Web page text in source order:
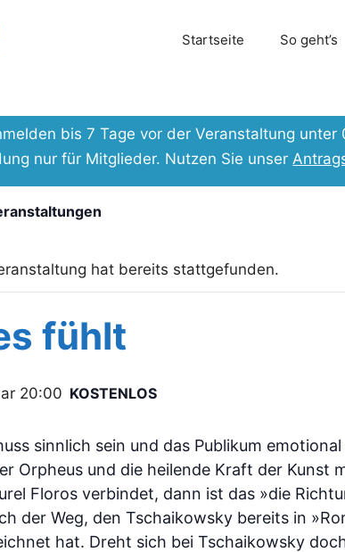
Startseite So geht’s
bis 7 Tage vor der Veranstaltung
nur für Mitglieder. Nutzen Sie unser
hat bereits stattgefunden.
fühlt
20:00 KOSTENLOS
sinnlich sein und das Publikum
Orpheus und die heilende Kraft der
Floros verbindet, dann ist das »die
der Weg, den Tschaikowsky bereits in
hat. Dreht sich bei Tschaikowsky